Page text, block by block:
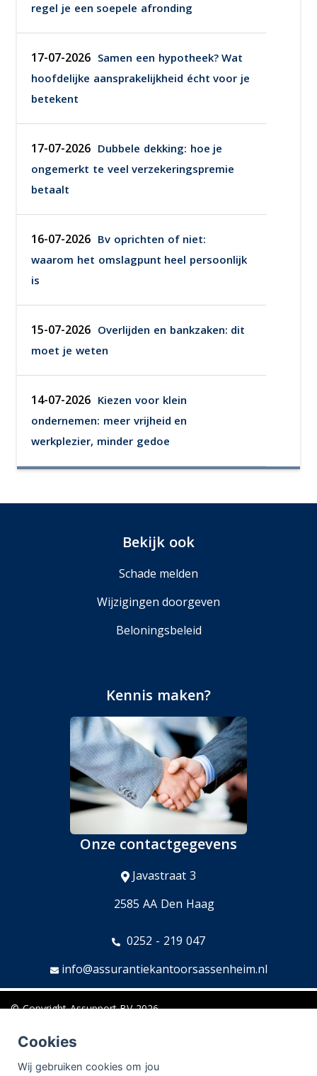
Cookies
Wij gebruiken cookies om jou
regel je een soepele afronding
17-07-2026 Samen een hypotheek? Wat
hoofdelijke aansprakelijkheid écht voor je
betekent
17-07-2026 Dubbele dekking: hoe je
ongemerkt te veel verzekeringspremie
betaalt
16-07-2026 Bv oprichten of niet:
waarom het omslagpunt heel persoonlijk
is
15-07-2026 Overlijden en bankzaken: dit
moet je weten
14-07-2026 Kiezen voor klein
ondernemen: meer vrijheid en
werkplezier, minder gedoe
Bekijk ook
Schade melden
Wijzigingen doorgeven
Beloningsbeleid
Kennis maken?
Onze contactgegevens
Javastraat 3
2585 AA Den Haag
0252 - 219 047
info@assurantiekantoorsassenheim.nl
© CopyrightAssupport BV2026
Sitemap
Disclaimer